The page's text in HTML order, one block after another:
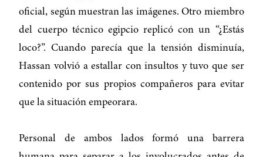
oficial, según muestran las imágenes. Otro miembro
del cuerpo técnico egipcio replicó con un “¿Estás
loco?”. Cuando parecía que la tensión disminuía,
Hassan volvió a estallar con insultos y tuvo que ser
contenido por sus propios compañeros para evitar
que la situación empeorara.
Personal de ambos lados formó una barrera